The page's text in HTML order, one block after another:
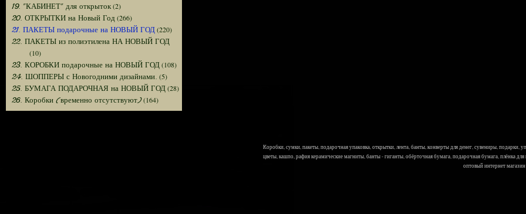
19. "КАБИНЕТ" для открыток(2)
20. ОТКРЫТКИ на Новый Год (266)
21. ПАКЕТЫ подарочные на НОВЫЙ ГОД(220)
22. ПАКЕТЫ из полиэтилена НА НОВЫЙ ГОД
(10)
23. КОРОБКИ подарочные на НОВЫЙ ГОД(108)
24. ШОППЕРЫ с Новогодними дизайнами. (5)
25. БУМАГА ПОДАРОЧНАЯ на НОВЫЙ ГОД(28)
26. Коробки (временно отсутствуют)(164)
Коробки, сумки, пакеты, подарочная упаковка, открытки, лента, банты, конверты для денег, сувениры,
цветы, кашпо, рафия керамические магниты, банты - гиганты, обёрточная бумага, подарочная бумага, плёнка
оптовый интернет